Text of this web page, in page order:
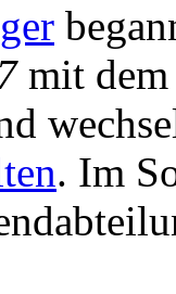
mit dem
. Im